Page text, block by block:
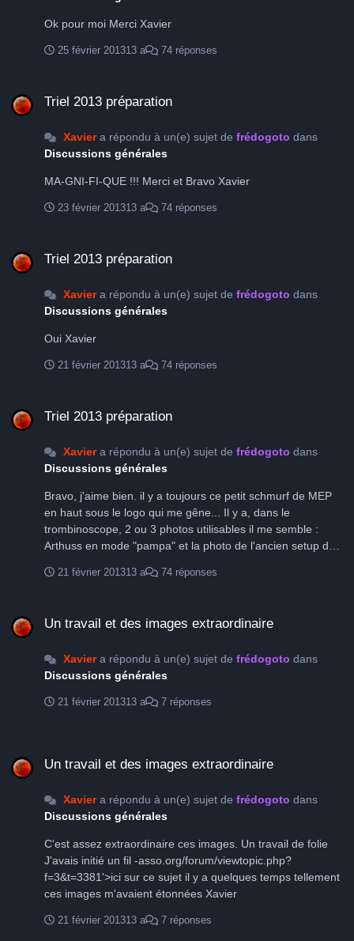
Ok pour moi Merci Xavier
25 février 201313 a 74 réponses
Triel 2013 préparation
Xaviera répondu à un(e) sujet de frédogoto dans
Discussions générales
MA-GNI-FI-QUE !!! Merci et Bravo Xavier
23 février 201313 a 74 réponses
Triel 2013 préparation
Xaviera répondu à un(e) sujet de frédogoto dans
Discussions générales
Oui Xavier
21 février 201313 a 74 réponses
Triel 2013 préparation
Xaviera répondu à un(e) sujet de frédogoto dans
Discussions générales
Bravo, j'aime bien. il y a toujours ce petit schmurf de MEP
en haut sous le logo qui me gêne... Il y a, dans le
trombinoscope, 2 ou 3 photos utilisables il me semble :
Arthuss en mode "pampa" et la photo de l'ancien setup de
21 février 201313 a 74 réponses
Un travail et des images extraordinaire
Xaviera répondu à un(e) sujet de frédogoto dans
Discussions générales
21 février 201313 a 7 réponses
Un travail et des images extraordinaire
Xaviera répondu à un(e) sujet de frédogoto dans
Discussions générales
C'est assez extraordinaire ces images. Un travail de folie
J'avais initié un fil -asso.org/forum/viewtopic.php?
f=3&t=3381'>ici sur ce sujet il y a quelques temps tellement
ces images m'avaient étonnées Xavier
21 février 201313 a 7 réponses